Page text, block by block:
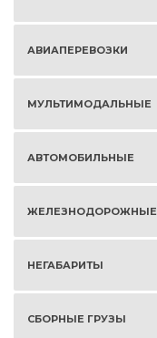
АВИАПЕРЕВОЗКИ
МУЛЬТИМОДАЛЬНЫЕ
АВТОМОБИЛЬНЫЕ
ЖЕЛЕЗНОДОРОЖНЫЕ
НЕГАБАРИТЫ
СБОРНЫЕ ГРУЗЫ